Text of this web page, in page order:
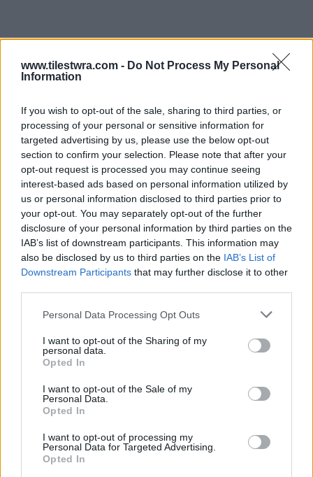
www.tilestwra.com - Do Not Process My Personal
Information
If you wish to opt-out of the sale, sharing to third parties, or
processing of your personal or sensitive information for
targeted advertising by us, please use the below opt-out
section to confirm your selection. Please note that after your
opt-out request is processed you may continue seeing
interest-based ads based on personal information utilized by
us or personal information disclosed to third parties prior to
your opt-out. You may separately opt-out of the further
disclosure of your personal information by third parties on the
IAB’s list of downstream participants. This information may
also be disclosed by us to third parties on the IAB’s List of
Downstream Participants that may further disclose it to other
Personal Data Processing Opt Outs
I want to opt-out of the Sharing of my
personal data.
Opted In
I want to opt-out of the Sale of my
Personal Data.
Opted In
I want to opt-out of processing my
Personal Data for Targeted Advertising.
Opted In
Όπως προκύπτει, βρισκόταν ακόμη στο στάδιο
της προετοιμασίας και δεν διέθετε τα
απαραίτητα μέσα, για να προχωρήσει στην
επόμενη φάση. Οι Αρχές εκτιμούν ότι στόχος
θα μπορούσε να είναι κρουαζιερόπλοιο,
ωστόσο το σχέδιο δεν είχε προχωρήσει πέρα
από το στάδιο της συγκέντρωσης υλικών.
Μάλιστα, φέρεται να είχε ήδη παραγγείλει
ορισμένα από τα υλικά που θα
χρησιμοποιούνταν, χωρίς όμως να προλάβει
να τα αξιοποιήσει.